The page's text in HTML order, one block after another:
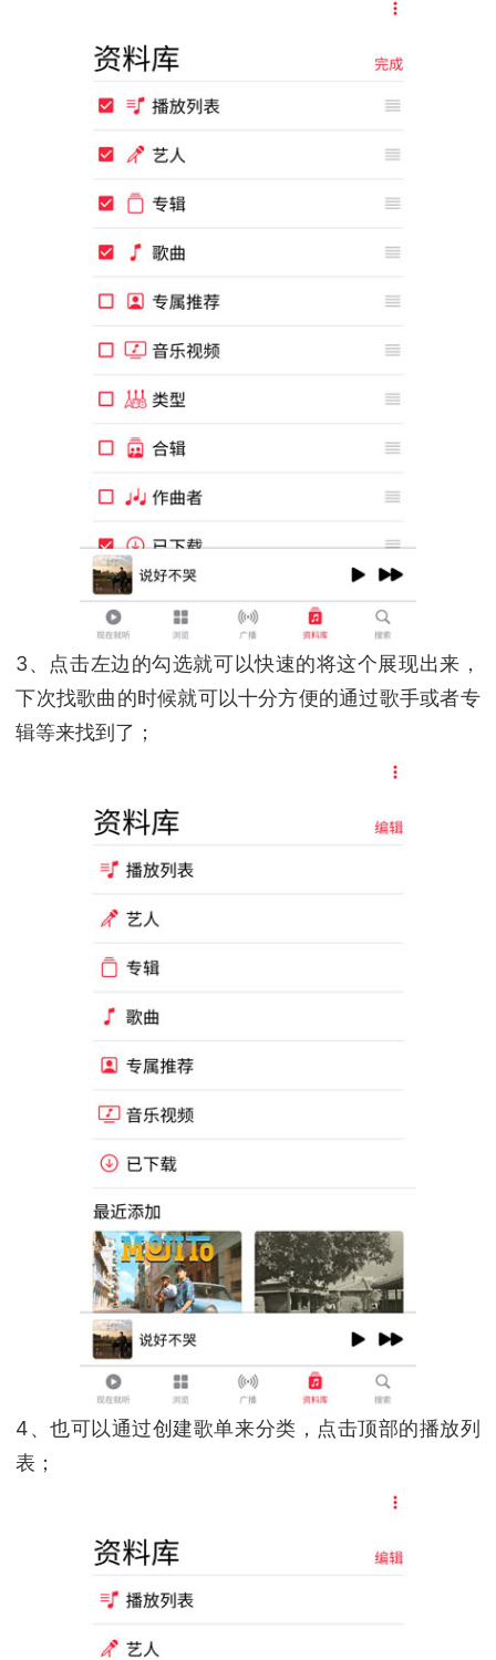
3、点击左边的勾选就可以快速的将这个展现出来，
下次找歌曲的时候就可以十分方便的通过歌手或者专
辑等来找到了；
4、也可以通过创建歌单来分类，点击顶部的播放列
表；